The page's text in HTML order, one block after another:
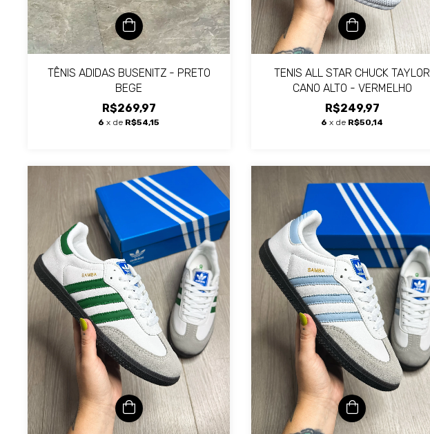
TÊNIS ADIDAS BUSENITZ - PRETO
BEGE
R$269,97
6 x de R$54,15
TENIS ALL STAR CHUCK TAYLOR
CANO ALTO - VERMELHO
R$249,97
6 x de R$50,14